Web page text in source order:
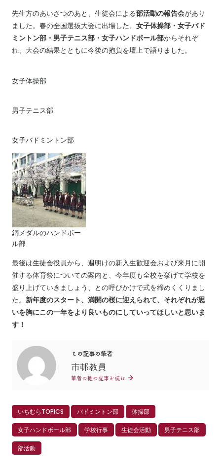
先生方のあいさつのあと、生徒会による部活動の報告会があり
ました。春の全国選抜大会に出場した、 女子体操部・女子バド
ミントン部・男子テニス部・女子ハンドボール部からそれぞ
れ、大会の結果とともに今後の抱負を壇上で語りました。
女子体操部
男子テニス部
女子バドミントン部
銅メダルのハンドボー
ル部
最後は生徒会役員から、週明けの新入生歓迎会および来月に開
催する体育祭についての案内と、今年度も全校を挙げて学校を
盛り上げていきましょう、との呼びかけで式を締めくくりまし
た。 新年度のスタート、満開の桜に迎えられて、それぞれが思
いを胸にこの一年をより良いものにしていってほしいと思いま
す！
この記事の筆者
市邨教員
筆者の他の記事を読む
いちむらTOPICS バドミントン部 体操部
女子ハンドボール部 学校行事 生徒会活動 男子テニス部
部活動